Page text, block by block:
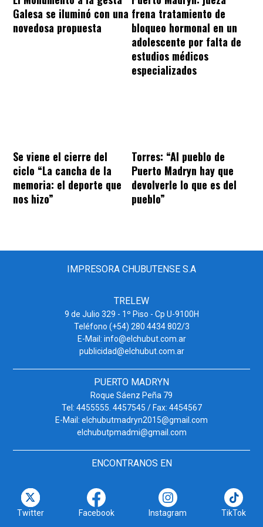
Galesa se iluminó con una
novedosa propuesta
frena tratamiento de
bloqueo hormonal en un
adolescente por falta de
estudios médicos
especializados
Se viene el cierre del
ciclo “La cancha de la
memoria: el deporte que
nos hizo”
Torres: “Al pueblo de
Puerto Madryn hay que
devolverle lo que es del
pueblo”
IMPRESORA CHUBUTENSE S.A
TRELEW
9 de Julio 329 - 1º Piso - Cp U-9100H
Teléfono (+54) 280 4434 802/3
E-Mail: info@elchubut.com.ar
publicidad@elchubut.com.ar
PUERTO MADRYN
Roque Sáenz Peña 79
Tel: 4455555. 4457545 / Fax: 4454567
E-Mail: elchubutmadryn2015@gmail.com
elchubutpmadmi@gmail.com
ENCONTRANOS EN
Twitter Facebook Instagram TikTok